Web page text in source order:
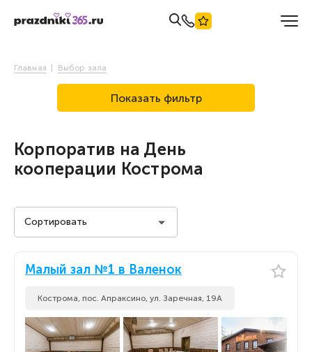
Показать фильтр
Главная Выбор зала
Корпоратив на День
кооперации Кострома
Сортировать
Стоимость на человека
По новизне
По новизне
Малый зал №1 в Валенок
Кострома, пос. Апраксино, ул. Заречная, 19А